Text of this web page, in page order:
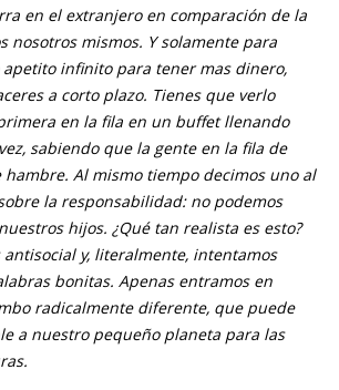
en el extranjero en comparación de la
nosotros mismos. Y solamente para
infinito para tener mas dinero,
a corto plazo. Tienes que verlo
en la fila en un buffet llenando
sabiendo que la gente en la fila de
Al mismo tiempo decimos uno al
la responsabilidad: no podemos
hijos. ¿Qué tan realista es esto?
antisocial y, literalmente, intentamos
bonitas. Apenas entramos en
radicalmente diferente, que puede
a nuestro pequeño planeta para las